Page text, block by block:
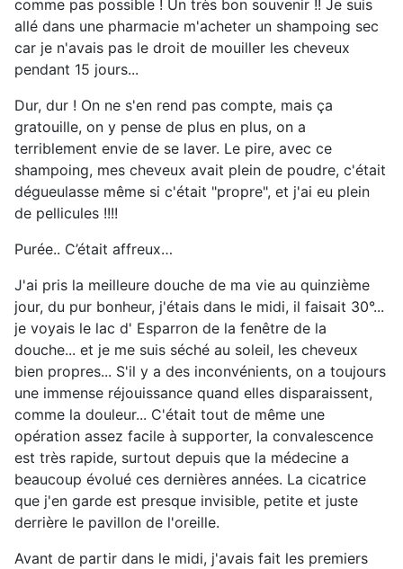
comme pas possible ! Un très bon souvenir !! Je suis
allé dans une pharmacie m'acheter un shampoing sec
car je n'avais pas le droit de mouiller les cheveux
pendant 15 jours...
Dur, dur ! On ne s'en rend pas compte, mais ça
gratouille, on y pense de plus en plus, on a
terriblement envie de se laver. Le pire, avec ce
shampoing, mes cheveux avait plein de poudre, c'était
dégueulasse même si c'était "propre", et j'ai eu plein
de pellicules !!!!
Purée.. C’était affreux…
J'ai pris la meilleure douche de ma vie au quinzième
jour, du pur bonheur, j'étais dans le midi, il faisait 30°...
je voyais le lac d' Esparron de la fenêtre de la
douche... et je me suis séché au soleil, les cheveux
bien propres... S'il y a des inconvénients, on a toujours
une immense réjouissance quand elles disparaissent,
comme la douleur... C'était tout de même une
opération assez facile à supporter, la convalescence
est très rapide, surtout depuis que la médecine a
beaucoup évolué ces dernières années. La cicatrice
que j'en garde est presque invisible, petite et juste
derrière le pavillon de l'oreille.
Avant de partir dans le midi, j'avais fait les premiers